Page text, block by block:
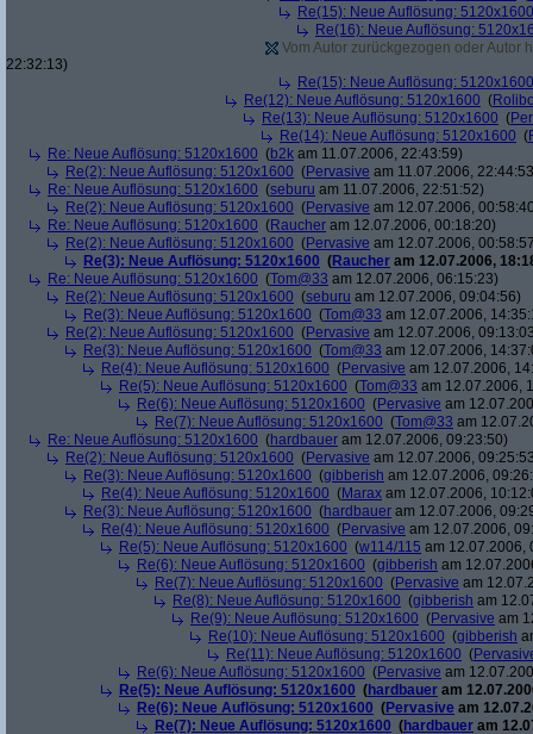
Re(15): Neue Auflösung: 5120x1600
Re(16): Neue Auflösung:
Vom Autor zurückgezogen oder Autor
22:32:13)
Re(15): Neue Auflösung: 5120x1600
Re(12): Neue Auflösung: 5120x1600 (
Re(13): Neue Auflösung: 5120x1600 (
Re(14): Neue Auflösung: 5120x1600 (
Re: Neue Auflösung: 5120x1600 (b2k am 11.07.2006, 22:43:59)
Re(2): Neue Auflösung: 5120x1600 (Pervasive am 11.07.2006,
Re: Neue Auflösung: 5120x1600 (seburu am 11.07.2006, 22:51:52)
Re(2): Neue Auflösung: 5120x1600 (Pervasive am 12.07.2006,
Re: Neue Auflösung: 5120x1600 (Raucher am 12.07.2006, 00:18:20)
Re(2): Neue Auflösung: 5120x1600 (Pervasive am 12.07.2006,
Re(3): Neue Auflösung: 5120x1600 (Raucher am 12.07.2006,
Re: Neue Auflösung: 5120x1600 (Tom@33 am 12.07.2006, 06:15:23)
Re(2): Neue Auflösung: 5120x1600 (seburu am 12.07.2006, 09:04:56)
Re(3): Neue Auflösung: 5120x1600 (Tom@33 am 12.07.2006,
Re(2): Neue Auflösung: 5120x1600 (Pervasive am 12.07.2006,
Re(3): Neue Auflösung: 5120x1600 (Tom@33 am 12.07.2006,
Re(4): Neue Auflösung: 5120x1600 (Pervasive am 12.07.2006,
Re(5): Neue Auflösung: 5120x1600 (Tom@33 am 12.07.2006,
Re(6): Neue Auflösung: 5120x1600 (Pervasive am
Re(7): Neue Auflösung: 5120x1600 (Tom@33 am
Re: Neue Auflösung: 5120x1600 (hardbauer am 12.07.2006, 09:23:50)
Re(2): Neue Auflösung: 5120x1600 (Pervasive am 12.07.2006,
Re(3): Neue Auflösung: 5120x1600 (gibberish am 12.07.2006,
Re(4): Neue Auflösung: 5120x1600 (Marax am 12.07.2006,
Re(3): Neue Auflösung: 5120x1600 (hardbauer am 12.07.2006,
Re(4): Neue Auflösung: 5120x1600 (Pervasive am 12.07.2006,
Re(5): Neue Auflösung: 5120x1600 (w114/115 am 12.07.2006,
Re(6): Neue Auflösung: 5120x1600 (gibberish am
Re(7): Neue Auflösung: 5120x1600 (Pervasive am
Re(8): Neue Auflösung: 5120x1600 (gibberish am
Re(9): Neue Auflösung: 5120x1600 (Pervasive am
Re(10): Neue Auflösung: 5120x1600 (gibberish
Re(11): Neue Auflösung: 5120x1600 (
Re(6): Neue Auflösung: 5120x1600 (Pervasive am
Re(5): Neue Auflösung: 5120x1600 (hardbauer am
Re(6): Neue Auflösung: 5120x1600 (Pervasive am
Re(7): Neue Auflösung: 5120x1600 (hardbauer am